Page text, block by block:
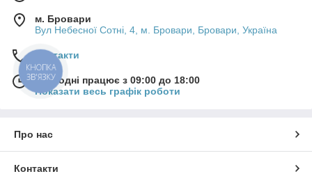
м. Бровари
Вул Небесної Сотні, 4, м. Бровари, Бровари, Україна
Контакти
Сьогодні працює з 09:00 до 18:00
Показати весь графік роботи
Про нас
Контакти
КНОПКА
ЗВ'ЯЗКУ